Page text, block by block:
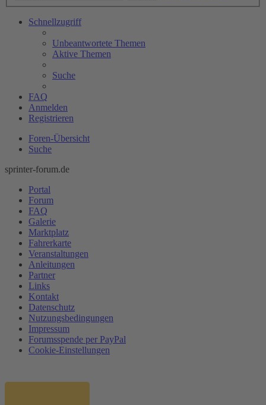
Schnellzugriff
Unbeantwortete Themen
Aktive Themen
Suche
FAQ
Anmelden
Registrieren
Foren-Übersicht
Suche
sprinter-forum.de
Portal
Forum
FAQ
Galerie
Marktplatz
Fahrerkarte
Veranstaltungen
Anleitungen
Partner
Links
Kontakt
Datenschutz
Nutzungsbedingungen
Impressum
Forumsspende per PayPal
Cookie-Einstellungen